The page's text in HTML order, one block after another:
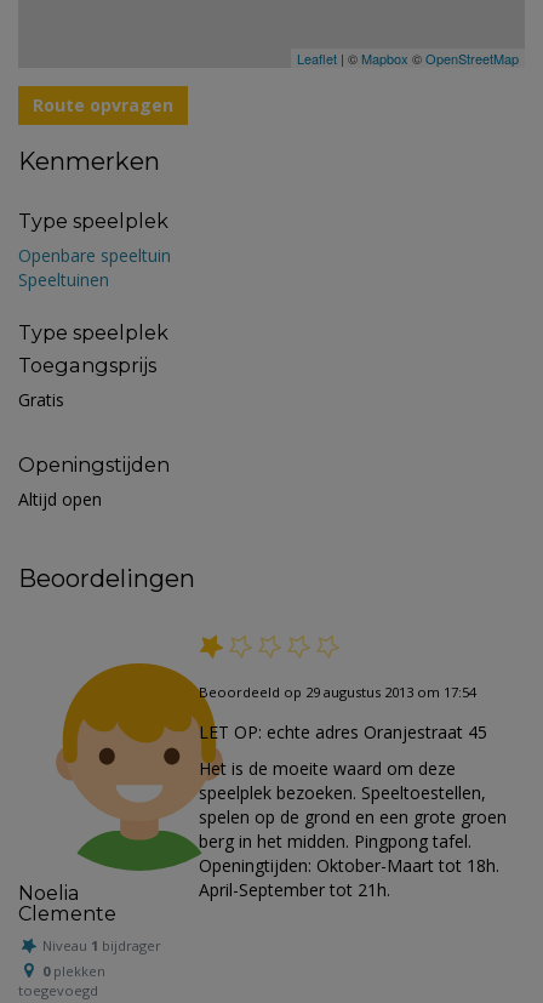
Leaflet | © Mapbox ©OpenStreetMap
Route opvragen
Kenmerken
Type speelplek
Openbare speeltuin
Speeltuinen
Type speelplek
Toegangsprijs
Gratis
Openingstijden
Altijd open
Beoordelingen
Noelia
Clemente
Niveau 1 bijdrager
0plekken
toegevoegd
Beoordeeld op 29 augustus 2013 om 17:54
LET OP: echte adres Oranjestraat 45
Het is de moeite waard om deze
speelplek bezoeken. Speeltoestellen,
spelen op de grond en een grote groen
berg in het midden. Pingpong tafel.
Openingtijden: Oktober-Maart tot 18h.
April-September tot 21h.